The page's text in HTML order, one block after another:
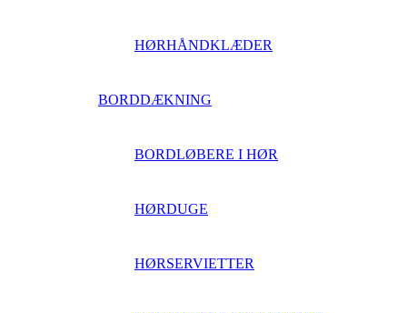
HØRHÅNDKLÆDER
BORDDÆKNING
BORDLØBERE I HØR
HØRDUGE
HØRSERVIETTER